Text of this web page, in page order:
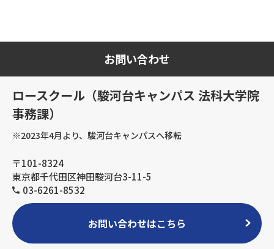
お問い合わせ
ロースクール（駿河台キャンパス 法科大学院
事務課）
※2023年4月より、駿河台キャンパスへ移転
〒101-8324
東京都千代田区神田駿河台3-11-5
03-6261-8532
お問い合わせはこちら